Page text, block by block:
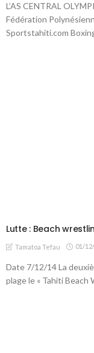
L’AS CENTRAL
Fédération
Sportstahiti.com
Lutte : Beach
Tamatoa Tefau 01/
Date 7/12/14 La
plage le « Tahiti